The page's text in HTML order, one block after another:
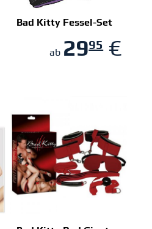
Bad Kitty Fessel-Set
ab 2995€
ZUM SHOP